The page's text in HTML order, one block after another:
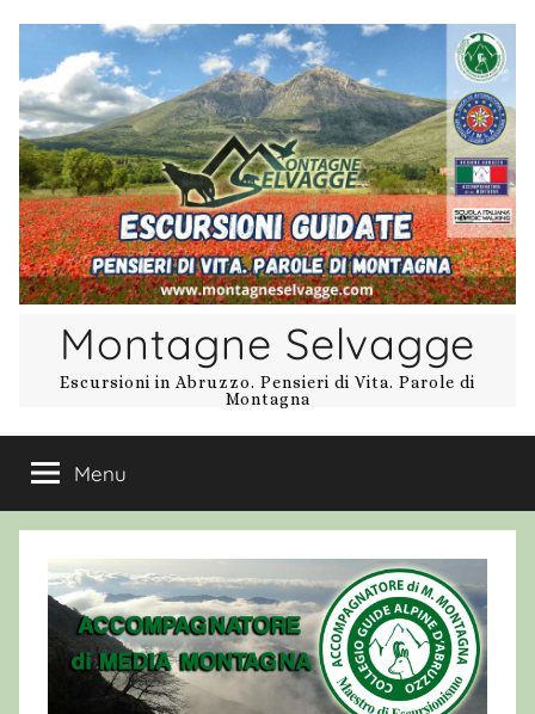
contenuto
Montagne Selvagge
Escursioni in Abruzzo. Pensieri di Vita. Parole di
Montagna
Menu